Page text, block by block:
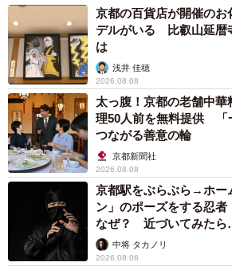
京都の百貨店が開催の
デルがいる 比叡山延暦
は
浅井 佳穂
2026.08.08
太っ腹！京都の老舗中
理50人前を無料提供 「
つながる善意の輪
京都新聞社
2026.08.08
京都駅をぶらぶら→ホー
ン」のポーズをする忍
なぜ？ 近づいてみた
未熟」中将 タカノリ
2026.08.06